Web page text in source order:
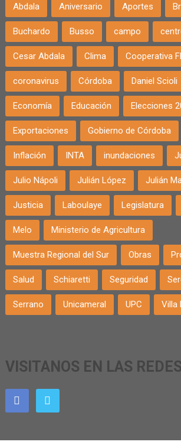
Abdala Aniversario Aportes
Buchardo Busso campo
Cesar Abdala Clima Cooperativa
coronavirus Córdoba Daniel Scioli
Economía Educación Elecciones
Exportaciones Gobierno de Córdoba
Inflación INTA inundaciones
Julio Nápoli Julián López Julián
Justicia Laboulaye Legislatura
Melo Ministerio de Agricultura
Muestra Regional del Sur Obras
Salud Schiaretti Seguridad
Serrano Unicameral UPC Villa
VISITANOS EN LAS REDES